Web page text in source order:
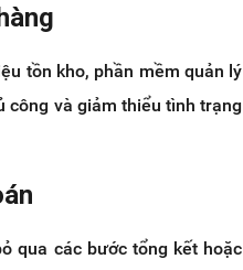
tồn kho, phần mềm quản lý
công và giảm thiểu tình trạng
qua các bước tổng kết hoặc